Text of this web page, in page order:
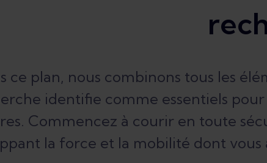
ce plan, nous combinons tous les
identifie comme essentiels
Commencez à courir en toute
la force et la mobilité dont vous